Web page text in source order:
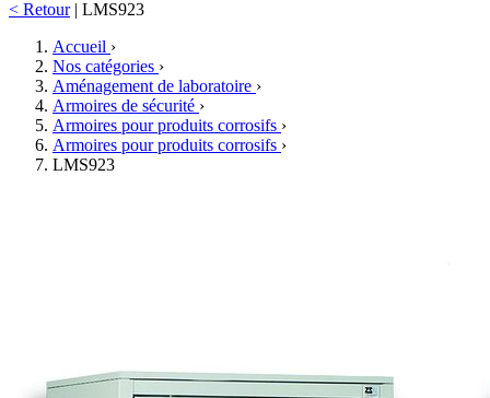
< Retour | LMS923
Accueil ›
Nos catégories ›
Aménagement de laboratoire ›
Armoires de sécurité ›
Armoires pour produits corrosifs ›
Armoires pour produits corrosifs ›
LMS923